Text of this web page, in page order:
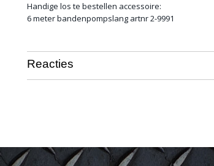
Handige los te bestellen accessoire:
6 meter bandenpompslang artnr 2-9991
Reacties